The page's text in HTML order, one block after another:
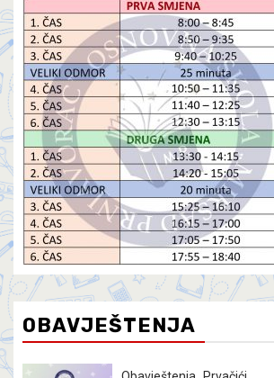
OBAVJEŠTENJA